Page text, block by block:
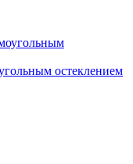
остеклением